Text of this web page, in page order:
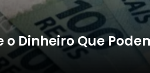
o Dinheiro Que